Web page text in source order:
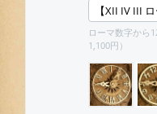
ローマ数字から
1,100円）